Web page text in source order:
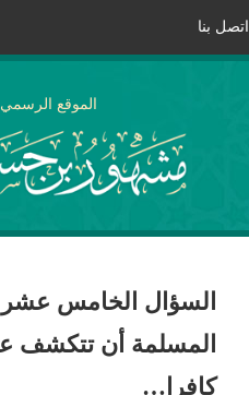
اتصل بنا
الموقع
السؤال الخامس عشر
المسلمة أن تتكشف
كافرا…